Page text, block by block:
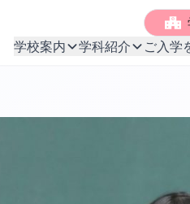
学校案内
学科紹介 ご入学